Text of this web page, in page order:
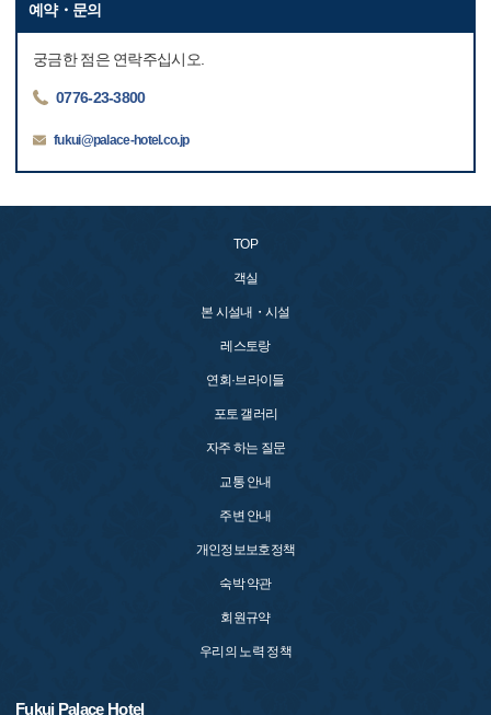
예약・문의
궁금한 점은 연락주십시오.
0776-23-3800
fukui@palace-hotel.co.jp
TOP
객실
본 시설내・시설
레스토랑
연회·브라이들
포토 갤러리
자주 하는 질문
교통 안내
주변 안내
개인정보보호정책
숙박 약관
회원규약
우리의 노력 정책
Fukui Palace Hotel